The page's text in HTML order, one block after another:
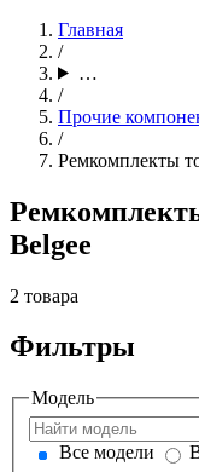
Главная
/
…
/
Прочие
/
Ремкомплекты
Belgee
2 товара
Фильтры
Модель
Все модели